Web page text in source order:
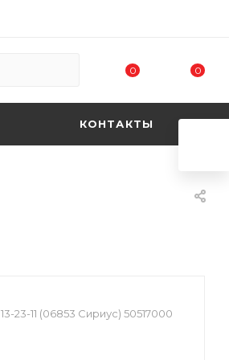
0 0
КОНТАКТЫ
13-23-11 (06853 Сириус) 50517000